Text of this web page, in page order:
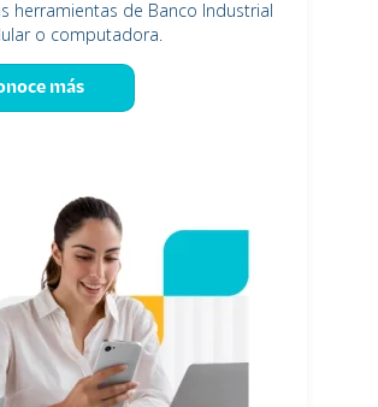
herramientas de Banco Industrial
o computadora.
más